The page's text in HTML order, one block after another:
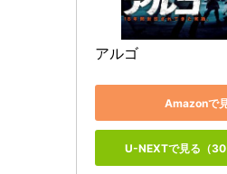
アルゴ
Amazonで
U-NEXTで見る（30